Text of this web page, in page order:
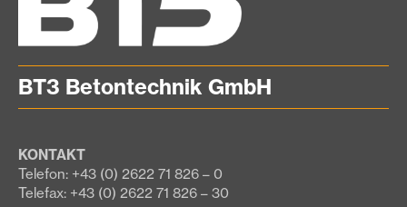
BT3 Betontechnik GmbH
KONTAKT
Telefon: +43 (0) 2622 71 826 – 0
Telefax: +43 (0) 2622 71 826 – 30